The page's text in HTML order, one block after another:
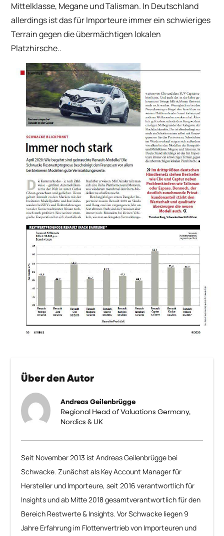
Über den Autor
Andreas Geilenbrügge
Regional Head of Valuations Germany,
Nordics & UK
Seit November 2013 ist Andreas Geilenbrügge bei
Schwacke. Zunächst als Key Account Manager für
Hersteller und Importeure, seit 2016 verantwortlich für
Insights und ab Mitte 2018 gesamtverantwortlich für den
Bereich Restwerte & Insights. Vor Schwacke liegen 9
Jahre Erfahrung im Flottenvertrieb von Importeuren und
Mittelklasse, Megane und Talisman. In Deutschland
allerdings ist das für Importeure immer ein schwieriges
Terrain gegen die übermächtigen lokalen
Platzhirsche..